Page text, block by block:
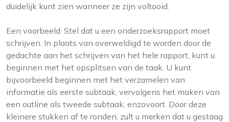
duidelijk kunt zien wanneer ze zijn voltooid.
Een voorbeeld: Stel dat u een onderzoeksrapport moet
schrijven. In plaats van overweldigd te worden door de
gedachte aan het schrijven van het hele rapport, kunt u
beginnen met het opsplitsen van de taak. U kunt
bijvoorbeeld beginnen met het verzamelen van
informatie als eerste subtaak, vervolgens het maken van
een outline als tweede subtaak, enzovoort. Door deze
kleinere stukken af te ronden, zult u merken dat u gestaag